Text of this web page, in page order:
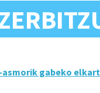
gabeko